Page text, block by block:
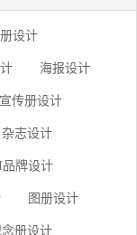
设计
海报设计
宣传册设计
杂志设计
牌设计
图册设计
册设计